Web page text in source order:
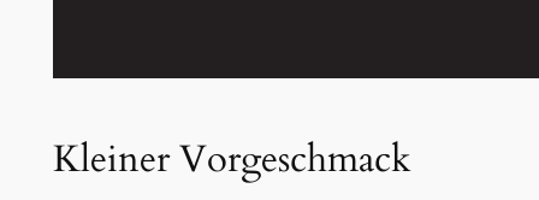
Kleiner Vorgeschmack